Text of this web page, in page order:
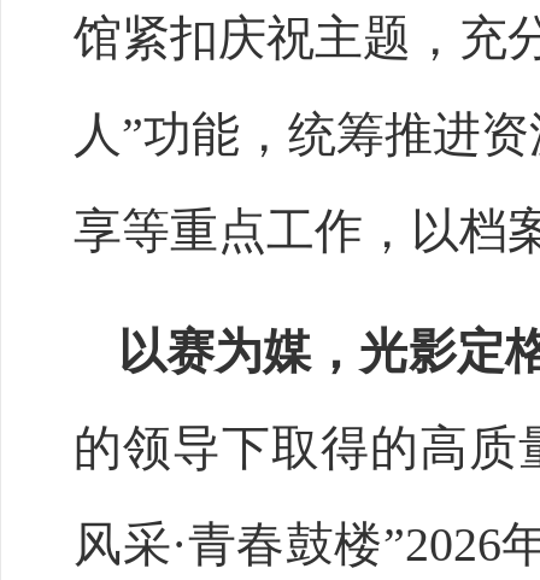
馆紧扣庆祝主题，充
人”功能，统筹推进
享等重点工作，以档
以赛为媒，光影定
的领导下取得的高质
风采·青春鼓楼”2026